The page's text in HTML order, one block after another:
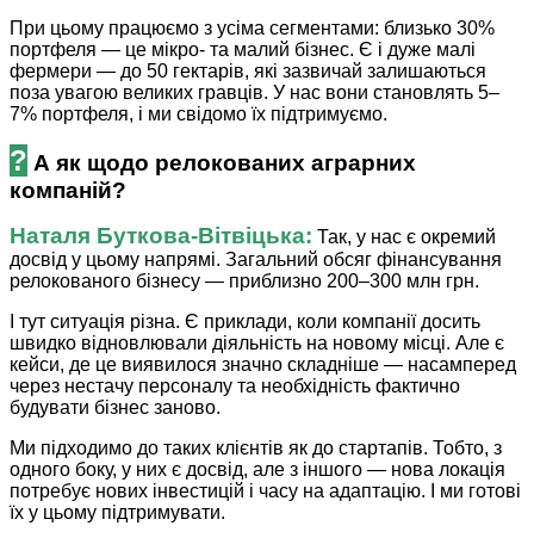
При цьому працюємо з усіма сегментами: близько 30%
портфеля — це мікро- та малий бізнес. Є і дуже малі
фермери — до 50 гектарів, які зазвичай залишаються
поза увагою великих гравців. У нас вони становлять 5–
7% портфеля, і ми свідомо їх підтримуємо.
? А як щодо релокованих аграрних
компаній?
Наталя ­Буткова-Вітвіцька: Так, у нас є окремий
досвід у цьому напрямі. Загальний обсяг фінансування
релокованого бізнесу — приблизно 200–300 млн грн.
І тут ситуація різна. Є приклади, коли компанії досить
швидко відновлювали діяльність на новому місці. Але є
кейси, де це виявилося значно складніше — насамперед
через нестачу персоналу та необхідність фактично
будувати бізнес заново.
Ми підходимо до таких клієнтів як до стартапів. Тобто, з
одного боку, у них є досвід, але з іншого — нова локація
потребує нових інвестицій і часу на адаптацію. І ми готові
їх у цьому підтримувати.